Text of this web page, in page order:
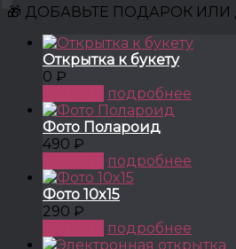
🎁 ДОБАВЬТЕ ПОДАРОК ИЛИ
Открытка к букету
0 ₽
подробнее
Фото Полароид
490 ₽
подробнее
Фото 10x15
290 ₽
подробнее